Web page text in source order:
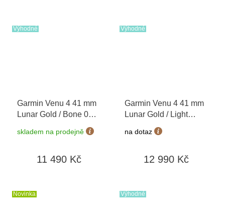
Výhodné
Garmin Venu 4 41 mm
Lunar Gold / Bone 010-
skladem na prodejně
11 490 Kč
Výhodné
Garmin Venu 4 41 mm
Lunar Gold / Light
Sand 010-03013-03 +
náhradní řemínek
na dotaz
12 990 Kč
Novinka Výhodné